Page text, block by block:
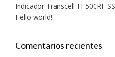
Indicador Transcell TI-500RF SS
Hello world!
Comentarios recientes